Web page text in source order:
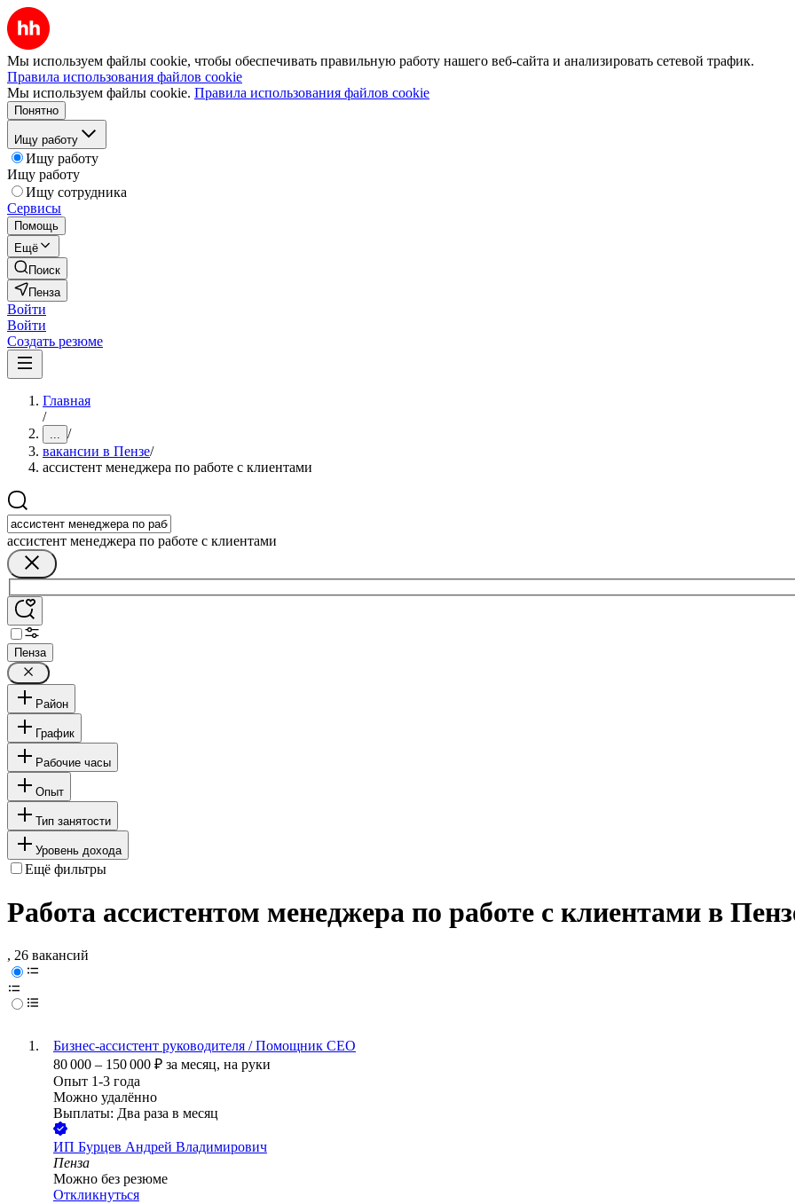
Мы используем файлы cookie, чтобы обеспечивать правильную работу нашего веб-сайта и анализировать сетевой трафик.
Правила использования файлов cookie
Мы используем файлы cookie. Правила использования файлов cookie
Понятно
Ищу работу
Ищу работу
Ищу работу
Ищу сотрудника
Сервисы
Помощь
Ещё
Поиск
Пенза
Войти
Войти
Создать резюме
Главная
/
... /
вакансии в Пензе/
ассистент менеджера по работе с клиентами
ассистент менеджера по работе с клиентами
Пенза
Район
График
Рабочие часы
Опыт
Тип занятости
Уровень дохода
Ещё фильтры
Работа ассистентом менеджера по работе с клиентами в
, 26 вакансий
Бизнес-ассистент руководителя / Помощник СЕО
80 000 – 150 000 ₽ за месяц, на руки
Опыт 1-3 года
Можно удалённо
Выплаты: Два раза в месяц
ИП Бурцев Андрей Владимирович
Пенза
Можно без резюме
Откликнуться